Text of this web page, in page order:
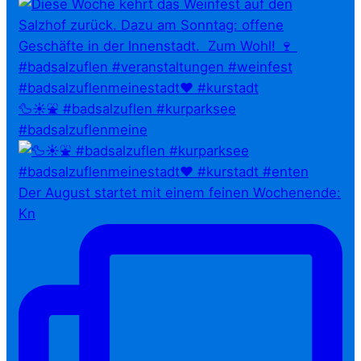
🦆☀️⛲ #badsalzuflen #kurparksee
#badsalzuflenmeine
Der August startet mit einem feinen Wochenende:
Kn